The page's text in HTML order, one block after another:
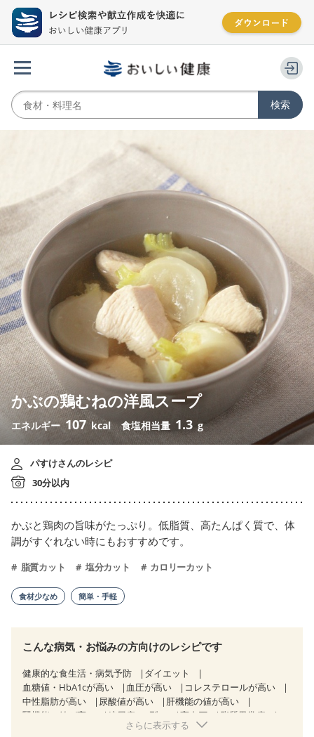
かぶの鶏むねの洋風スープ
エネルギー 107 kcal 食塩相当量 1.3 g
パすけさんのレシピ
30分以内
かぶと鶏肉の旨味がたっぷり。低脂質、高たんぱく質で、体
調がすぐれない時にもおすすめです。
脂質カット 塩分カット カロリーカット
食材少なめ 簡単・手軽
こんな病気・お悩みの方向けのレシピです
健康的な食生活・病気予防
ダイエット
血糖値・HbA1cが高い
血圧が高い
コレステロールが高い
中性脂肪が高い
尿酸値が高い
肝機能の値が高い
腎機能の値が高い
糖尿病（2型） 高血圧
脂質異常症
胃炎
胃ポリープ
さらに表示する